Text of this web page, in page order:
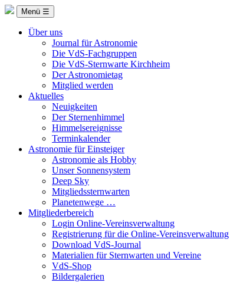
Menü ☰
Über uns
Journal für Astronomie
Die VdS-Fachgruppen
Die VdS-Sternwarte Kirchheim
Der Astronomietag
Mitglied werden
Aktuelles
Neuigkeiten
Der Sternenhimmel
Himmelsereignisse
Terminkalender
Astronomie für Einsteiger
Astronomie als Hobby
Unser Sonnensystem
Deep Sky
Mitgliedssternwarten
Planetenwege …
Mitgliederbereich
Login Online-Vereinsverwaltung
Registrierung für die Online-Vereinsverwaltung
Download VdS-Journal
Materialien für Sternwarten und Vereine
VdS-Shop
Bildergalerien